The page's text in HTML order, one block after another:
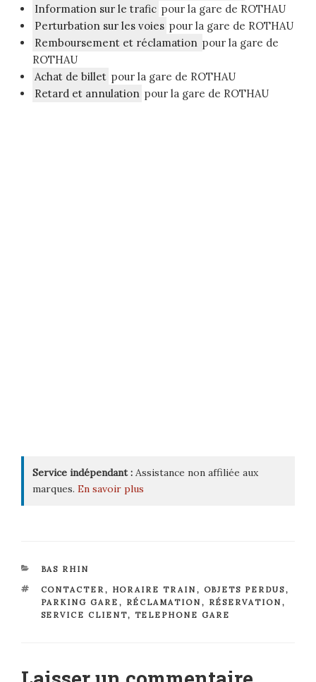
Information sur le trafic pour la gare de ROTHAU
Perturbation sur les voies pour la gare de ROTHAU
Remboursement et réclamation pour la gare de
ROTHAU
Achat de billet pour la gare de ROTHAU
Retard et annulation pour la gare de ROTHAU
Service indépendant : Assistance non affiliée aux
marques. En savoir plus
CATÉGORIES
BAS RHIN
ÉTIQUETTES
CONTACTER, HORAIRE TRAIN , OBJETS PERDUS,
PARKING GARE , RÉCLAMATION , RÉSERVATION ,
SERVICE CLIENT, TELEPHONE GARE